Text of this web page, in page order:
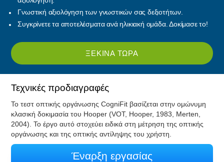
Γνωστική αξιολόγηση των γνωστικών σας δεξιοτήτων.
Συγκρίνετε τα αποτελέσματα ανά ηλικιακή ομάδα. Δοκίμασε το!
ΞΕΚΊΝΑ ΤΏΡΑ
Τεχνικές προδιαγραφές
Το τεστ οπτικής οργάνωσης CogniFit βασίζεται στην ομώνυμη
κλασική δοκιμασία του Hooper (VOT, Hooper, 1983, Merten,
2004). Το έργο αυτό στοχεύει ειδικά στη μέτρηση της οπτικής
οργάνωσης και της οπτικής αντίληψης του χρήστη.
Έναρξη εργασίας